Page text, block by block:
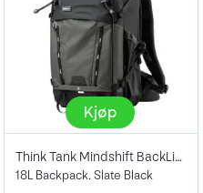
Kjøp
Think Tank Mindshift BackLight 18L Black
18L Backpack. Slate Black